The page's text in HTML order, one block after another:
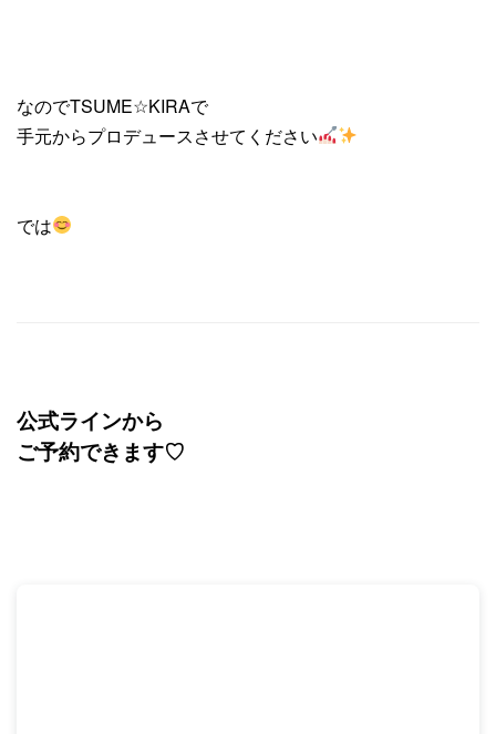
なのでTSUME☆KIRAで
手元からプロデュースさせてください
では
公式ラインから
ご予約できます♡